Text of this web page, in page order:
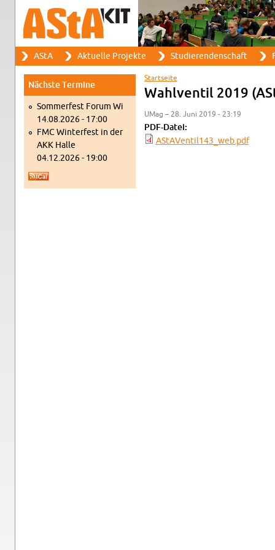
Such­for­mu­lar
Suche
Haupt­me­nü
AStA Ak­tu­el­le Pro­jek­te Stu­die­ren­den­schaft
Nächs­te Ter­mi­ne
Som­mer­fest Forum Wi
14.08.2026 - 17:00
FMC Win­ter­fest in der
AKK Halle
04.12.2026 - 19:00
Sie sind hier
Start­sei­te
Wahl­ven­til 2019
UMag – 28. Juni 2019 - 23:19
PDF-Da­tei:
ASt­AVen­til143_web.pdf